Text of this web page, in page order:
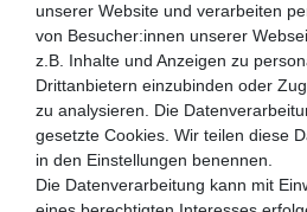
unserer Website und verarbeiten
von Besucher:innen unserer
z.B. Inhalte und Anzeigen zu
Drittanbietern einzubinden oder
zu analysieren. Die
gesetzte Cookies. Wir teilen diese
in den Einstellungen benennen.
Die Datenverarbeitung kann mit